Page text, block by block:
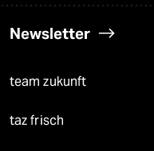
Newsletter
team zukunft
taz frisch